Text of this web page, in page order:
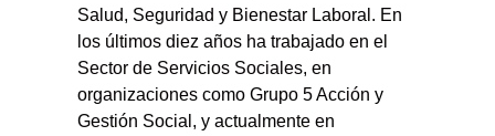
Salud, Seguridad y Bienestar Laboral. En
los últimos diez años ha trabajado en el
Sector de Servicios Sociales, en
organizaciones como Grupo 5 Acción y
Gestión Social, y actualmente en